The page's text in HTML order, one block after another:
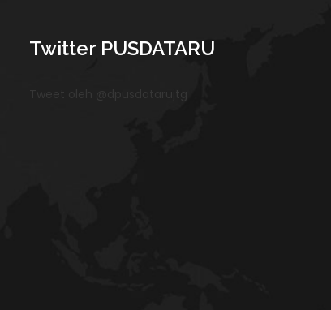
Twitter PUSDATARU
Tweet oleh @dpusdatarujtg